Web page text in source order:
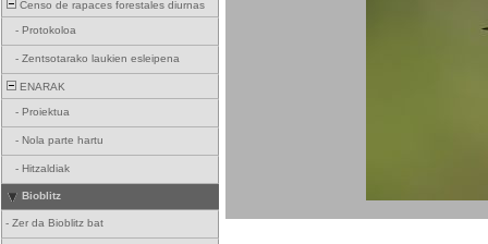
Censo de rapaces forestales diurnas
- Protokoloa
- Zentsotarako laukien esleipena
ENARAK
- Proiektua
- Nola parte hartu
- Hitzaldiak
Bioblitz
- Zer da Bioblitz bat